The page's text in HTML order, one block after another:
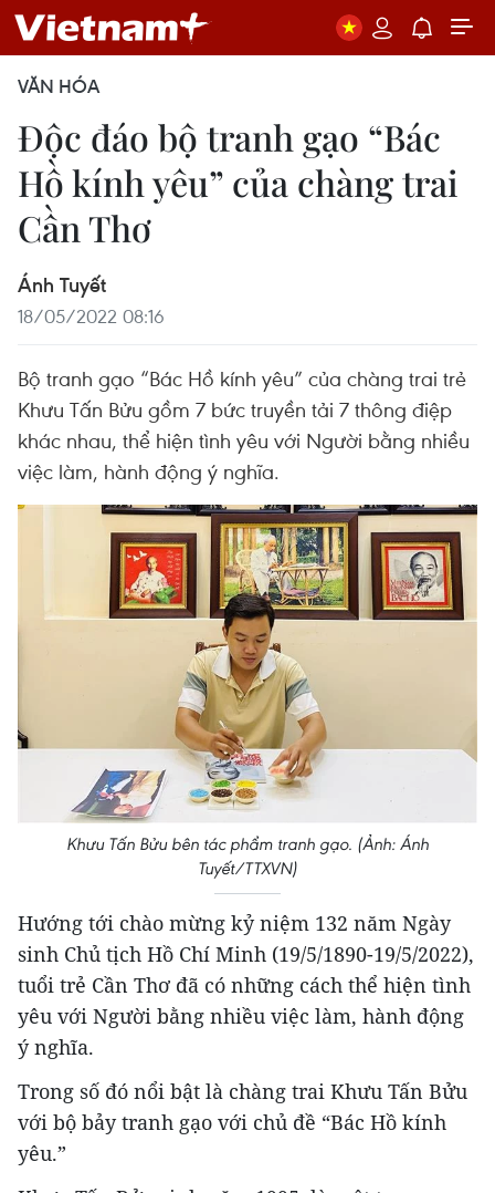
VĂN HÓA
Độc đáo bộ tranh gạo “Bác
Hồ kính yêu” của chàng trai
Cần Thơ
Ánh Tuyết
18/05/2022 08:16
Bộ tranh gạo “Bác Hồ kính yêu” của chàng trai trẻ
Khưu Tấn Bửu gồm 7 bức truyền tải 7 thông điệp
khác nhau, thể hiện tình yêu với Người bằng nhiều
việc làm, hành động ý nghĩa.
Khưu Tấn Bửu bên tác phẩm tranh gạo. (Ảnh: Ánh
Tuyết/TTXVN)
Hướng tới chào mừng kỷ niệm 132 năm Ngày
sinh Chủ tịch Hồ Chí Minh (19/5/1890-19/5/2022),
tuổi trẻ Cần Thơ đã có những cách thể hiện tình
yêu với Người bằng nhiều việc làm, hành động
ý nghĩa.
Trong số đó nổi bật là chàng trai Khưu Tấn Bửu
với bộ bảy tranh gạo với chủ đề “Bác Hồ kính
yêu.”